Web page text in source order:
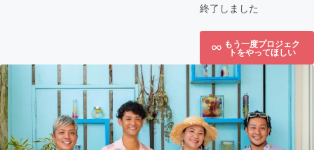
終了しました
もう一度プロジェク
トをやってほしい